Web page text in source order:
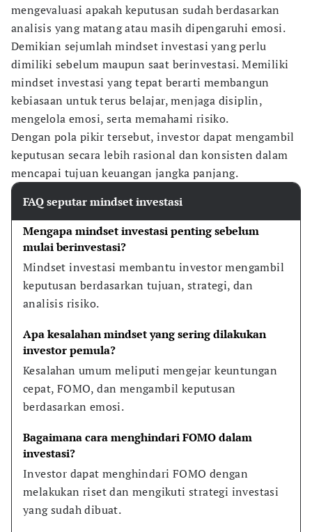
mengevaluasi apakah keputusan sudah berdasarkan
analisis yang matang atau masih dipengaruhi emosi.
Demikian sejumlah mindset investasi yang perlu
dimiliki sebelum maupun saat berinvestasi. Memiliki
mindset investasi yang tepat berarti membangun
kebiasaan untuk terus belajar, menjaga disiplin,
mengelola emosi, serta memahami risiko.
Dengan pola pikir tersebut, investor dapat mengambil
keputusan secara lebih rasional dan konsisten dalam
mencapai tujuan keuangan jangka panjang.
FAQ seputar mindset investasi
Mengapa mindset investasi penting sebelum
mulai berinvestasi?
Mindset investasi membantu investor mengambil
keputusan berdasarkan tujuan, strategi, dan
analisis risiko.
Apa kesalahan mindset yang sering dilakukan
investor pemula?
Kesalahan umum meliputi mengejar keuntungan
cepat, FOMO, dan mengambil keputusan
berdasarkan emosi.
Bagaimana cara menghindari FOMO dalam
investasi?
Investor dapat menghindari FOMO dengan
melakukan riset dan mengikuti strategi investasi
yang sudah dibuat.